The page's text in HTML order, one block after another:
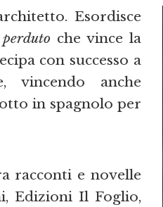
Esordisce
che vince la
con successo a
vincendo anche
in spagnolo per
racconti e novelle
Edizioni Il Foglio,